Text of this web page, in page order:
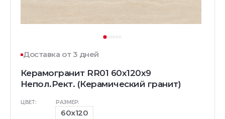
Доставка от 3 дней
Керамогранит RR01 60x120x9
Непол.Рект. (Керамический гранит)
ЦВЕТ: РАЗМЕР:
60x120